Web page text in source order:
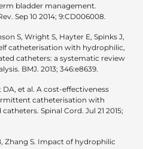
bladder management.
Sep 10 2014; 9:CD006008.
S, Wright S, Hayter E, Spinks J,
catheterisation with hydrophilic,
catheters: a systematic review
BMJ. 2013; 346:e8639.
DA, et al. A cost-effectiveness
catheterisation with
Spinal Cord. Jul 21 2015;
Zhang S. Impact of hydrophilic